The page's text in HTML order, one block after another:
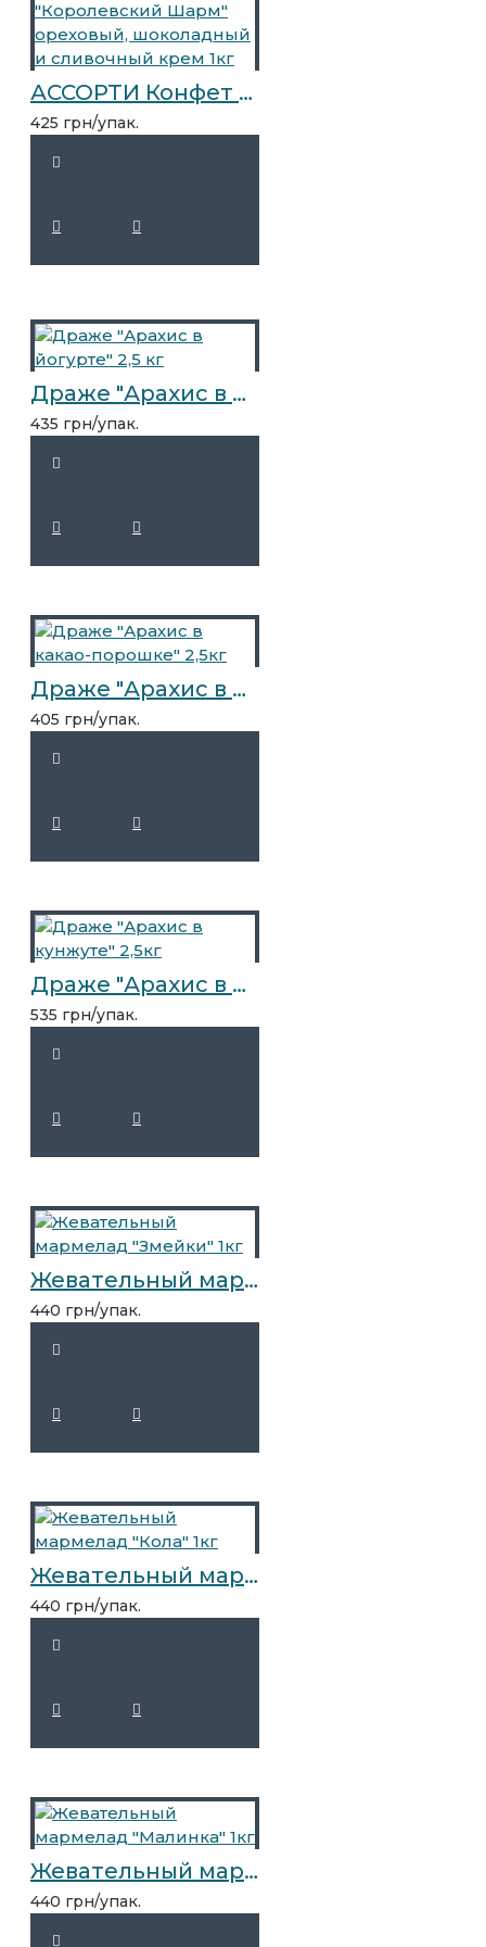
АССОРТИ Конфет "Королевский Шарм" ореховый, шоколадный и сливочный крем 1кг
425 грн/упак.
Драже "Арахис в йогурте" 2,5 кг
435 грн/упак.
Драже "Арахис в какао-порошке" 2,5кг
405 грн/упак.
Драже "Арахис в кунжуте" 2,5кг
535 грн/упак.
Жевательный мармелад "Змейки" 1кг
440 грн/упак.
Жевательный мармелад "Кола" 1кг
440 грн/упак.
Жевательный мармелад "Малинка" 1кг
440 грн/упак.